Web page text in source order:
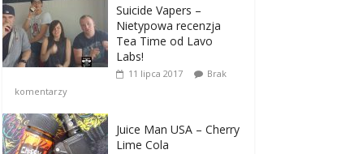
Suicide Vapers –
Nietypowa recenzja
Tea Time od Lavo
Labs!
11 lipca 2017
Brak
komentarzy
Juice Man USA – Cherry
Lime Cola